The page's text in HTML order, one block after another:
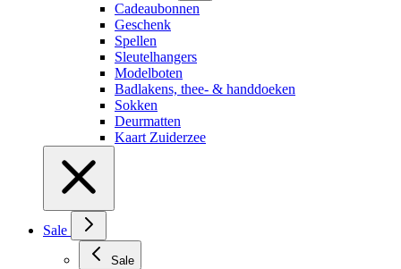
Cadeaubonnen
Geschenk
Spellen
Sleutelhangers
Modelboten
Badlakens, thee- & handdoeken
Sokken
Deurmatten
Kaart Zuiderzee
Sale
Sale